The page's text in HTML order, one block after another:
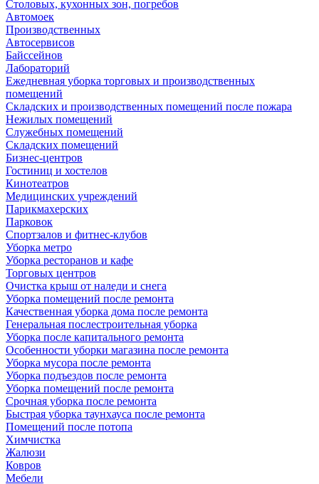
Столовых, кухонных зон, погребов
Автомоек
Производственных
Автосервисов
Байссейнов
Лабораторий
Ежедневная уборка торговых и производственных
помещений
Складских и производственных помещений после пожара
Нежилых помещений
Служебных помещений
Складских помещений
Бизнес-центров
Гостиниц и хостелов
Кинотеатров
Медицинских учреждений
Парикмахерских
Парковок
Спортзалов и фитнес-клубов
Уборка метро
Уборка ресторанов и кафе
Торговых центров
Очистка крыш от наледи и снега
Уборка помещений после ремонта
Качественная уборка дома после ремонта
Генеральная послестроительная уборка
Уборка после капитального ремонта
Особенности уборки магазина после ремонта
Уборка мусора после ремонта
Уборка подъездов после ремонта
Уборка помещений после ремонта
Срочная уборка после ремонта
Быстрая уборка таунхауса после ремонта
Помещений после потопа
Химчистка
Жалюзи
Ковров
Мебели